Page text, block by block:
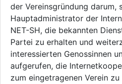
der Vereinsgründung darum,
Hauptadministrator der
NET-SH, die bekannten
Partei zu erhalten und
interessierten Genossinnen
aufgerufen, die
zum eingetragenen Verein